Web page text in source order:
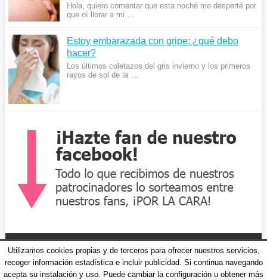
Hola, quiero comentar que esta noché me desperté por
que oí llorar a mi …
Estoy embarazada con gripe: ¿qué debo
hacer?
Los últimos coletazos del gris invierno y los primeros
rayos de sol de la …
Utilizamos cookies propias y de terceros para ofrecer nuestros servicios,
recoger información estadística e incluir publicidad. Si continua navegando
acepta su instalación y uso. Puede cambiar la configuración u obtener más